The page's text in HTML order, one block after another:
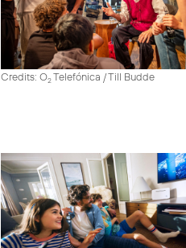
Credits: O2Telefónica / Till Budde